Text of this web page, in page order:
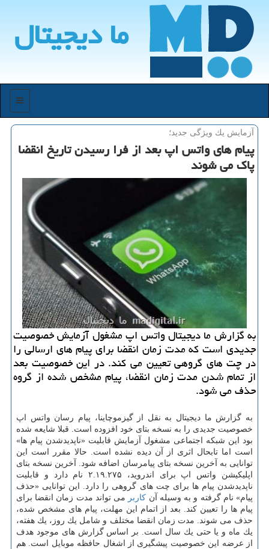
ما دیجیتال
منو
آزمایش یك ویژگی جدید؛
پیام های واتس اپ بعد از فرا رسیدن تاریخ انقضا
پاك می شوند
به گزارش ما دیجیتال واتس اپ مشغول آزمایش خصوصیت
جدیدی است كه مدت زمان انقضا برای پیام های ارسالی را
در چت های گروهی تعیین می كند. در این خصوصیت بعد
از تمام شدن مدت زمان انقضا، پیام مشخص شده از گروه
حذف می شود.
به گزارش ما دیجیتال به نقل از گیزموچاینا، پیام رسان واتس اپ
خصوصیت جدیدی را به نسخه بتای خود افزوده است. قبلا شایعه شده
بود این شبكه اجتماعی مشغول آزمایش قابلیت «ناپدیدشدن پیام ها»
است اما تابحال اثری از آن دیده نشده است. حالا مقرر است این
توانایی به آخرین نسخه بتای پیامرسان اضافه شود. آخرین نسخه بتای
اپلیكیشن واتس اپ برای اندروید، ۲.۱۹.۲۷۵ نام دارد و قابلیت
ناپدیدشدن پیام ها برای چت های گروهی را دارد. این توانایی «حذف
پیام» نام گرفته و به وسیله آن كاربر می تواند مدت زمان انقضا برای
پیام ها را تعیین كند. بعد از اتمام این مهلت، پیام های مشخص شده،
حذف می شوند. مدت زمان انقضا مختلف و شامل یك روز، یك هفته،
یك ماه و یا حتی یك سال است. بر اساس گزارش های موجود هدف
از عرضه این خصوصیت پیشگیری از اشغال حافظه موبایل است. هم